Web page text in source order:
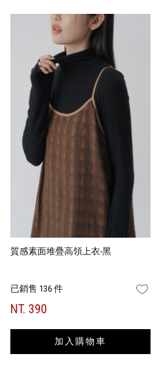
質感素面堆疊高領上衣-黑
已銷售 136 件
NT. 390
加入購物車